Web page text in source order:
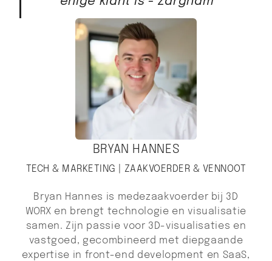
BRYAN HANNES
TECH & MARKETING | ZAAKVOERDER & VENNOOT
Bryan Hannes is medezaakvoerder bij 3D
WORX en brengt technologie en visualisatie
samen. Zijn passie voor 3D-visualisaties en
vastgoed, gecombineerd met diepgaande
expertise in front-end development en SaaS,